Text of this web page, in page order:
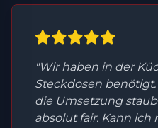
"Wir haben in der
Steckdosen
die Umsetzung
absolut fair. Kann